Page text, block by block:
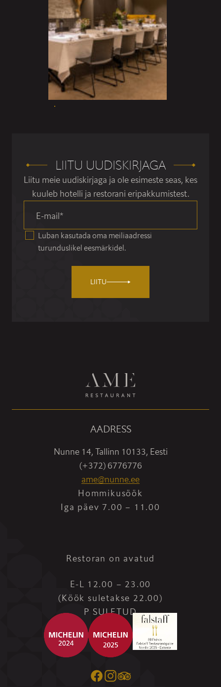
LIITU UUDISKIRJAGA
Liitu meie uudiskirjaga ja ole esimeste seas, kes
kuuleb hotelli ja restorani eripakkumistest.
E-mail*
Luban kasutada oma meiliaadressi
turunduslikel eesmärkidel.
LIITU
AADRESS
Nunne 14, Tallinn 10133, Eesti
(+372) 6776776
ame@nunne.ee
Hommikusöök
Iga päev 7.00 – 11.00
Restoran on avatud
E-L 12.00 – 23.00
(Köök suletakse 22.00)
P SULETUD